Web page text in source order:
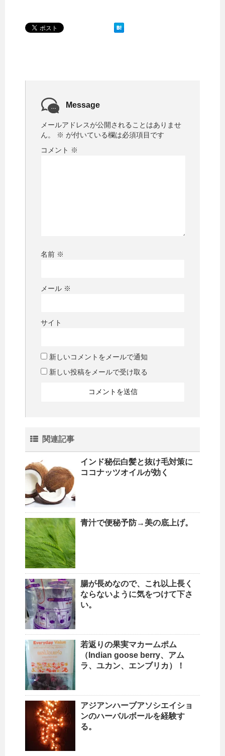
Message
メールアドレスが公開されることはありませ
ん。
※ が付いている欄は必須項目です
コメント ※
名前 ※
メール ※
サイト
新しいコメントをメールで通知
新しい投稿をメールで受け取る
関連記事
インド秘伝白髪と抜け毛対策に
ココナッツオイルが効く
青汁で便秘予防→美の底上げ。
腸が長めなので、これ以上長く
ならないように気をつけて下さ
い。
若返りの果実マカームポム
（Indian goose berry、アム
ラ、ユカン、エンブリカ）！
アジアンハーブアソシエイショ
ンのハーバルボールを経験す
る。